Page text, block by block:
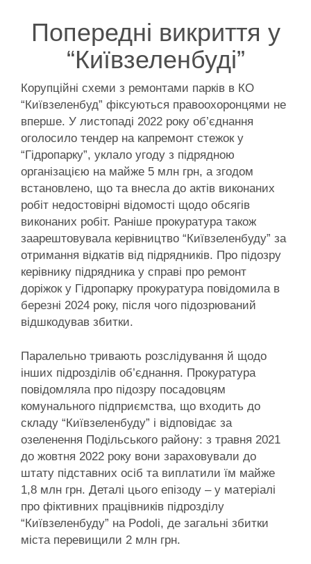
Попередні викриття у
“Київзеленбуді”
Корупційні схеми з ремонтами парків в КО
“Київзеленбуд” фіксуються правоохоронцями не
вперше. У листопаді 2022 року об’єднання
оголосило тендер на капремонт стежок у
“Гідропарку”, уклало угоду з підрядною
організацією на майже 5 млн грн, а згодом
встановлено, що та внесла до актів виконаних
робіт недостовірні відомості щодо обсягів
виконаних робіт. Раніше прокуратура також
заарештовувала керівництво “Київзеленбуду” за
отримання відкатів від підрядників. Про підозру
керівнику підрядника у справі про ремонт
доріжок у Гідропарку прокуратура повідомила в
березні 2024 року, після чого підозрюваний
відшкодував збитки.
Паралельно тривають розслідування й щодо
інших підрозділів об’єднання. Прокуратура
повідомляла про підозру посадовцям
комунального підприємства, що входить до
складу “Київзеленбуду” і відповідає за
озеленення Подільського району: з травня 2021
до жовтня 2022 року вони зараховували до
штату підставних осіб та виплатили їм майже
1,8 млн грн. Деталі цього епізоду – у матеріалі
про фіктивних працівників підрозділу
“Київзеленбуду” на Podoli, де загальні збитки
міста перевищили 2 млн грн.